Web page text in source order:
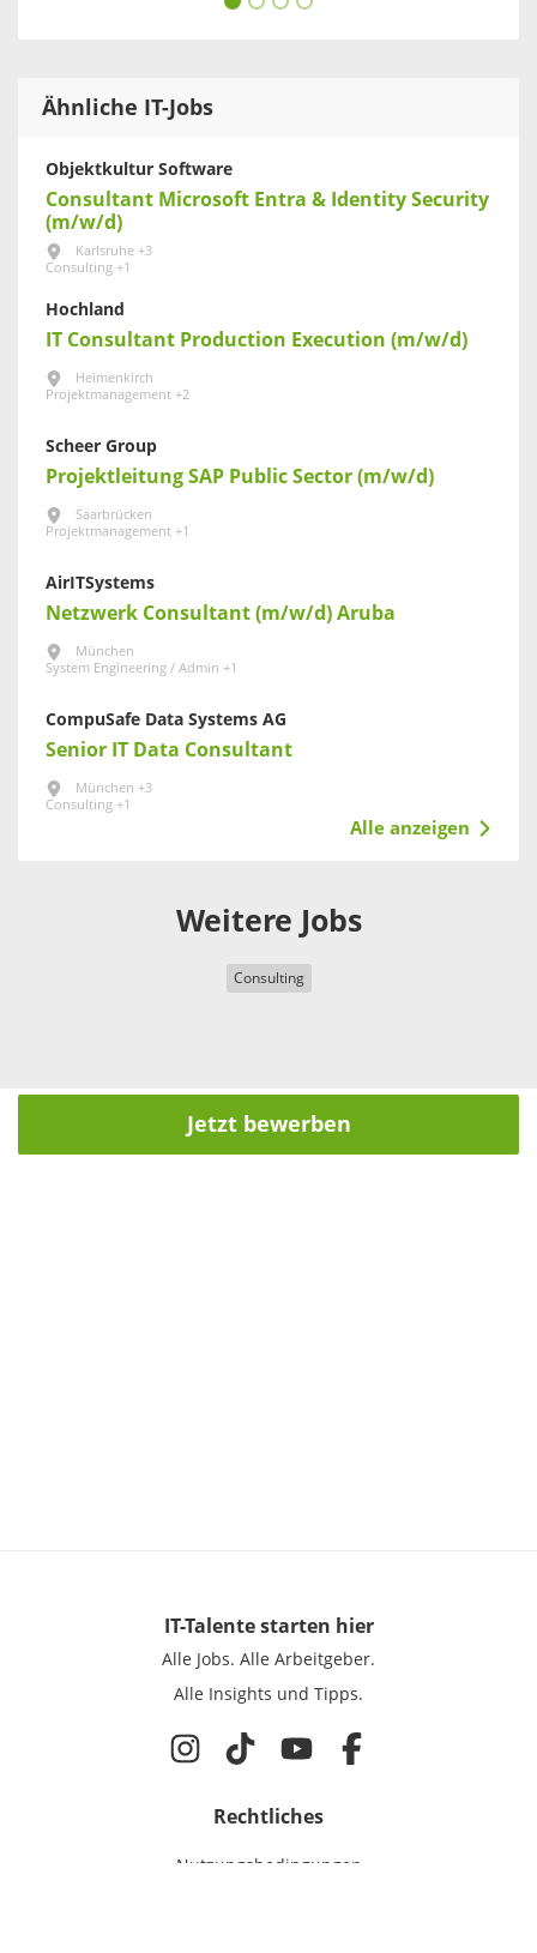
Ähnliche IT-Jobs
Objektkultur Software
Consultant Microsoft Entra & Identity Security
(m/w/d)
Karlsruhe +3
Consulting +1
Hochland
IT Consultant Production Execution (m/w/d)
Heimenkirch
Projektmanagement +2
Scheer Group
Projektleitung SAP Public Sector (m/w/d)
Saarbrücken
Projektmanagement +1
AirITSystems
Netzwerk Consultant (m/w/d) Aruba
München
System Engineering / Admin +1
CompuSafe Data Systems AG
Senior IT Data Consultant
München +3
Consulting +1
Alle anzeigen
Weitere Jobs
Consulting
Jetzt bewerben
IT-Talentestarten hier
Alle Jobs. Alle Arbeitgeber.
Alle Insights und Tipps.
Rechtliches
Nutzungsbedingungen